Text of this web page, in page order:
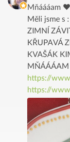
Mňáááam
Měli jsme s :
ZIMNÍ
KŘUPAVÁ
KVAŠÁK
https://
https://